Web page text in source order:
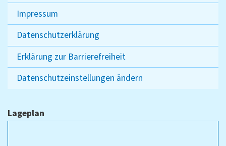
Impressum
Datenschutzerklärung
Erklärung zur Barrierefreiheit
Datenschutzeinstellungen ändern
Lageplan